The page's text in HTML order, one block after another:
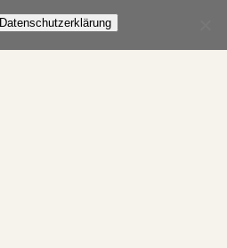
Datenschutzerklärung